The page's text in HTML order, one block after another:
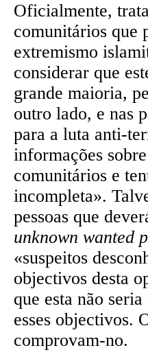
Oficialmente,
comunitários que
extremismo
considerar que
grande maioria,
outro lado, e nas
para a luta anti-
informações
comunitários e
incompleta».
pessoas que
unknown wanted
«suspeitos
objectivos desta
que esta não
esses objectivos.
comprovam-no.